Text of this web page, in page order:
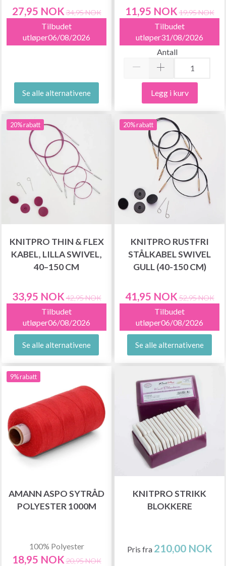
27,95 NOK 34,95 NOK
Tilbudet
utløper06/08/2026
Se alle alternativene
11,95 NOK 19,95 NOK
Tilbudet
utløper31/08/2026
Antall
Legg i kurv
20% rabatt
KNITPRO THIN & FLEX
KABEL, LILLA SWIVEL,
40–150 CM
33,95 NOK 42,95 NOK
Tilbudet
utløper06/08/2026
Se alle alternativene
20% rabatt
KNITPRO RUSTFRI
STÅLKABEL SWIVEL
GULL (40-150 CM)
41,95 NOK 52,95 NOK
Tilbudet
utløper06/08/2026
Se alle alternativene
9% rabatt
AMANN ASPO SYTRÅD
POLYESTER 1000M
100% Polyester
18,95 NOK 20,95 NOK
KNITPRO STRIKK
BLOKKERE
Pris fra 210,00 NOK